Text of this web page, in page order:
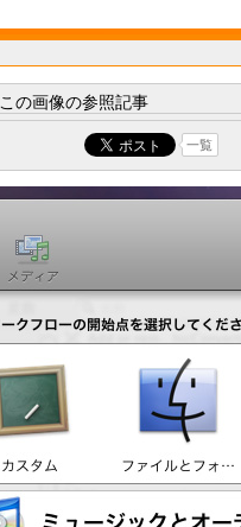
この画像の参照記事
一覧